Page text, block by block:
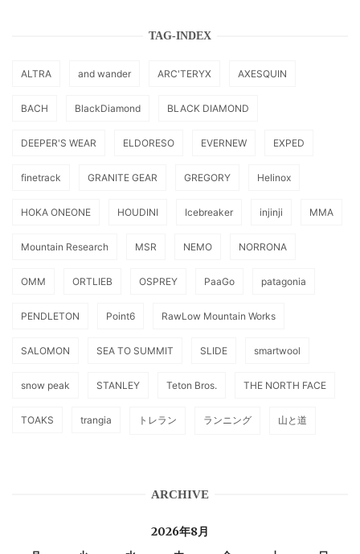
TAG-INDEX
ALTRA and wander ARC'TERYX AXESQUIN
BACH BlackDiamond BLACK DIAMOND
DEEPER'S WEAR ELDORESO EVERNEW EXPED
finetrack GRANITE GEAR GREGORY Helinox
HOKA ONEONE HOUDINI Icebreaker injinji MMA
Mountain Research MSR NEMO NORRONA
OMM ORTLIEB OSPREY PaaGo patagonia
PENDLETON Point6 RawLow Mountain Works
SALOMON SEA TO SUMMIT SLIDE smartwool
snow peak STANLEY Teton Bros. THE NORTH FACE
TOAKS trangia トレラン ランニング 山と道
ARCHIVE
2026年8月